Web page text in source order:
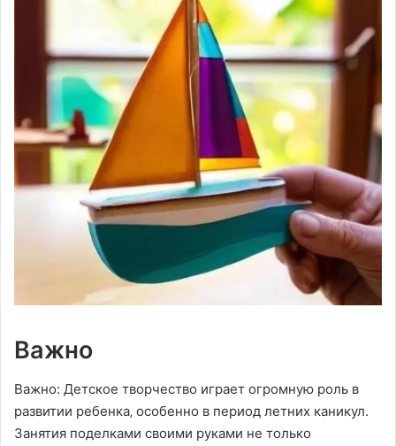
Важно
Важно: Детское творчество играет огромную роль в
развитии ребенка‚ особенно в период летних каникул.
Занятия поделками своими руками не только